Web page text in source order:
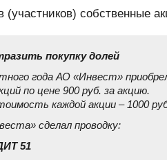
(участников) собственные
покупку долей
года АО «Инвест»
по цене 900 руб. за акцию.
каждой акции – 1000
сделал проводку:
51